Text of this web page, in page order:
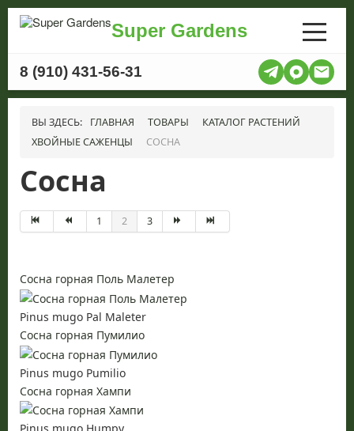
Super Gardens
8 (910) 431-56-31
ВЫ ЗДЕСЬ: ГЛАВНАЯ ТОВАРЫ
КАТАЛОГ РАСТЕНИЙ
ХВОЙНЫЕ САЖЕНЦЫ
СОСНА
Сосна
1 2 3
Сосна горная Поль Малетер
Pinus mugo Pal Maleter
Сосна горная Пумилио
Pinus mugo Pumilio
Сосна горная Хампи